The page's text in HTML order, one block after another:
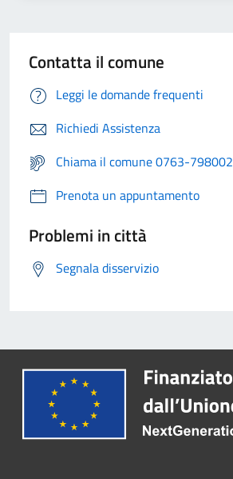
Contatta il comune
Leggi le domande frequenti
Richiedi Assistenza
Chiama il comune 0763-798002
Prenota un appuntamento
Problemi in città
Segnala disservizio